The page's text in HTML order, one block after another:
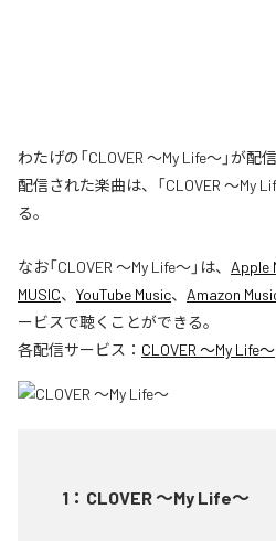
わたげの「CLOVER ～My Life～」が
配信された楽曲は、「CLOVER ～My
る。
なお「CLOVER ～My Life～」は、 Apple
MUSIC、 YouTube Music、 Amazon
ービスで聴くことができる。
各配信サービス： CLOVER ～My Life～
1 ： CLOVER ～My Life～